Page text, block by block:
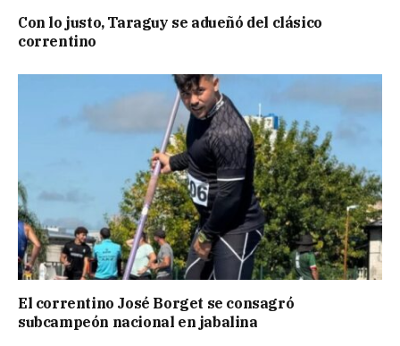
Con lo justo, Taraguy se adueñó del clásico
correntino
El correntino José Borget se consagró
subcampeón nacional en jabalina